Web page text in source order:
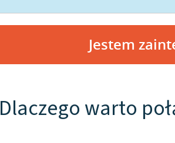
Jestem
Dlaczego warto